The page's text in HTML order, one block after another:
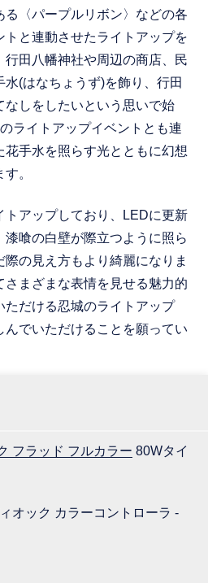
〈パープルリボン〉などの各
と連動させたライトアップを
田八幡神社や周辺の商店、民
(はなちょうず)を飾り、行田
なしをしたいという思いで始
ライトアップイベントとも連
手水を照らす光とともに幻想
。
トアップしており、LEDに更新
喰の白壁が際立つように照ら
の見え方もより綺麗になりま
さまざまな表情を見せる魅力的
ただける忍城のライトアップ
んでいただけることを願ってい
フラッド フルカラー 80Wタイ
オック カラーコントローラ -